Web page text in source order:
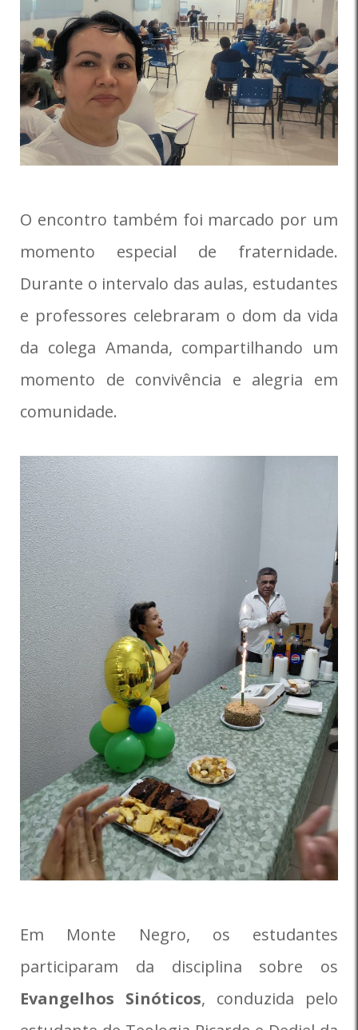
O encontro também foi marcado por um
momento especial de fraternidade.
Durante o intervalo das aulas, estudantes
e professores celebraram o dom da vida
da colega Amanda, compartilhando um
momento de convivência e alegria em
comunidade.
Em Monte Negro, os estudantes
participaram da disciplina sobre os
Evangelhos Sinóticos, conduzida pelo